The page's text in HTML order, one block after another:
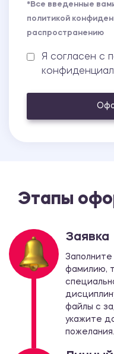
*Все введенные
политикой
распространению
Я согласен с
Этапы
Заявка
Заполните
фамилию,
файлы с
укажите
пожелания.